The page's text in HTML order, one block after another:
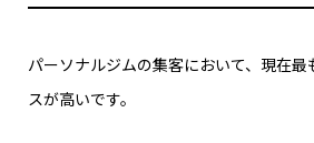
パーソナルジムの集客において、現在
スが高いです。